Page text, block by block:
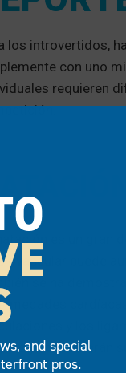
los introvertidos,
con uno
requieren
es un gran
puede
se ha
y los
y fortalecerán
and special
pros.